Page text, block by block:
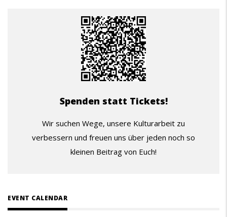
Spenden statt Tickets!
Wir suchen Wege, unsere Kulturarbeit zu
verbessern und freuen uns über jeden noch so
kleinen Beitrag von Euch!
EVENT CALENDAR